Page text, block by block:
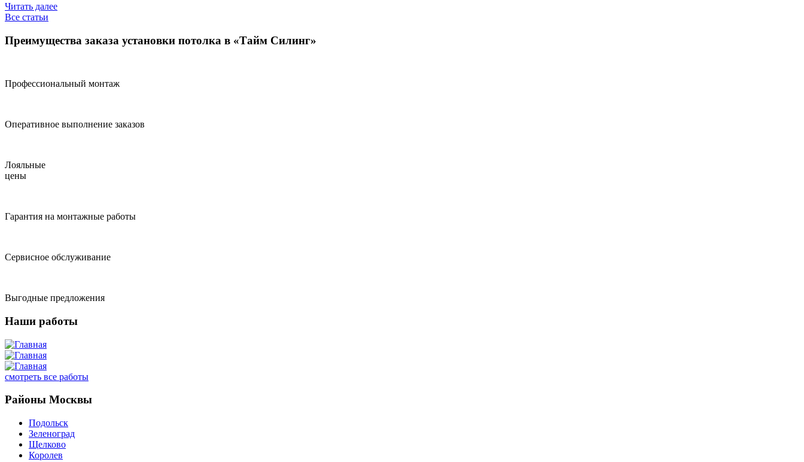
Читать далее
Все статьи
Преимущества заказа установки потолка в «Тайм Силинг»
Профессиональный монтаж
Оперативное выполнение заказов
Лояльные
цены
Гарантия на монтажные работы
Сервисное обслуживание
Выгодные предложения
Наши работы
смотреть все работы
Районы Москвы
Подольск
Зеленоград
Щелково
Королев